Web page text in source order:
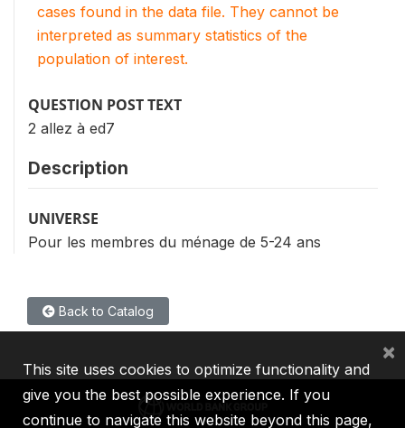
cases found in the data file. They cannot be
interpreted as summary statistics of the
population of interest.
QUESTION POST TEXT
2 allez à ed7
Description
UNIVERSE
Pour les membres du ménage de 5-24 ans
Back to Catalog
This site uses cookies to optimize functionality and
give you the best possible experience. If you
continue to navigate this website beyond this page,
×